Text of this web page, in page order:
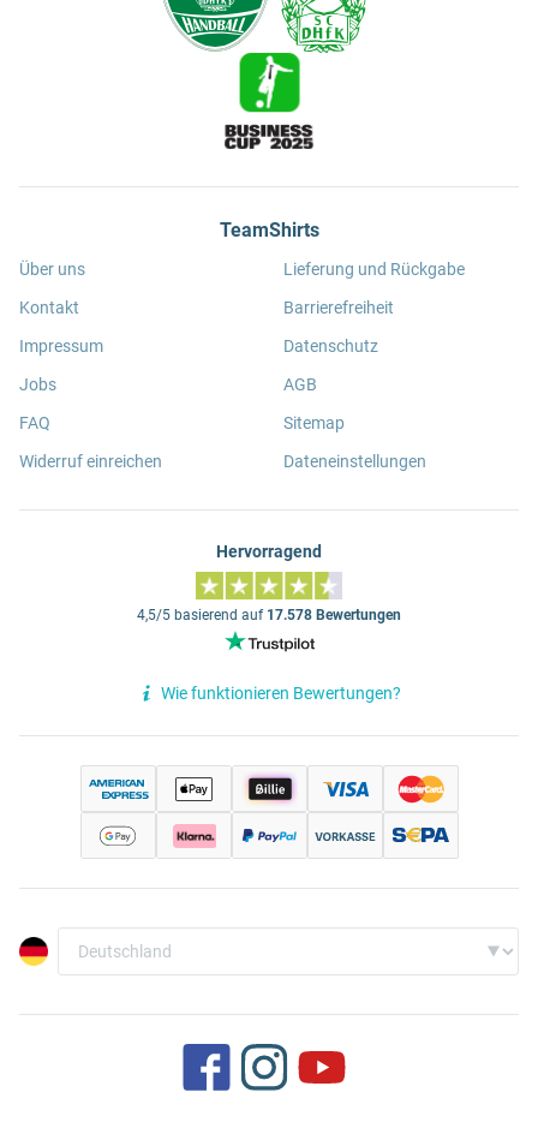
TeamShirts
Über uns
Kontakt
Impressum
Jobs
FAQ
Widerruf einreichen
Lieferung und Rückgabe
Barrierefreiheit
Datenschutz
AGB
Sitemap
Dateneinstellungen
Hervorragend
4,5/5 basierend auf 17.578 Bewertungen
Wie funktionieren Bewertungen?